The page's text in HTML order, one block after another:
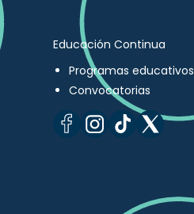
Educación Continua
Programas educativos
Convocatorias